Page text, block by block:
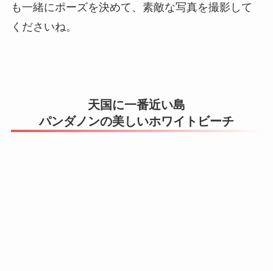
も一緒にポーズを決めて、素敵な写真を撮影して
くださいね。
天国に一番近い島
パンダノンの美しいホワイトビーチ